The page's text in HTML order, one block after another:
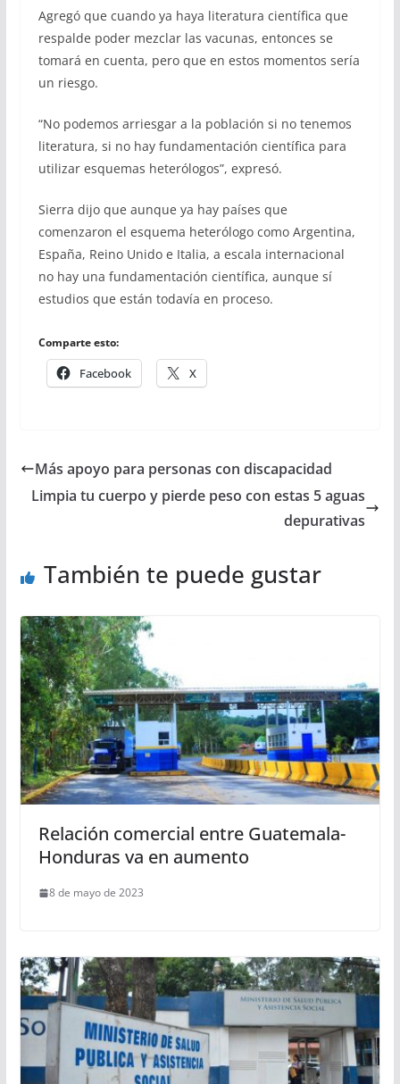
Agregó que cuando ya haya literatura científica que
respalde poder mezclar las vacunas, entonces se
tomará en cuenta, pero que en estos momentos sería
un riesgo.
“No podemos arriesgar a la población si no tenemos
literatura, si no hay fundamentación científica para
utilizar esquemas heterólogos”, expresó.
Sierra dijo que aunque ya hay países que
comenzaron el esquema heterólogo como Argentina,
España, Reino Unido e Italia, a escala internacional
no hay una fundamentación científica, aunque sí
estudios que están todavía en proceso.
Comparte esto:
Facebook X
Más apoyo para personas con discapacidad
Limpia tu cuerpo y pierde peso con estas 5 aguas
depurativas
También te puede gustar
Relación comercial entre Guatemala-
Honduras va en aumento
8 de mayo de 2023